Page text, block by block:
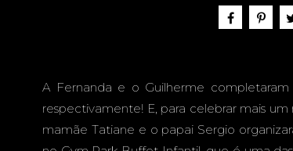
-
A Fernanda e o Guilherme
respectivamente! E, para celebrar mais
mamãe Tatiane e o papai Sergio